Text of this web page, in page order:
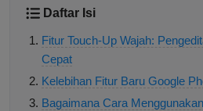
Daftar Isi
Fitur Touch-Up Wajah:
Cepat
Kelebihan Fitur Baru Google
Bagaimana Cara